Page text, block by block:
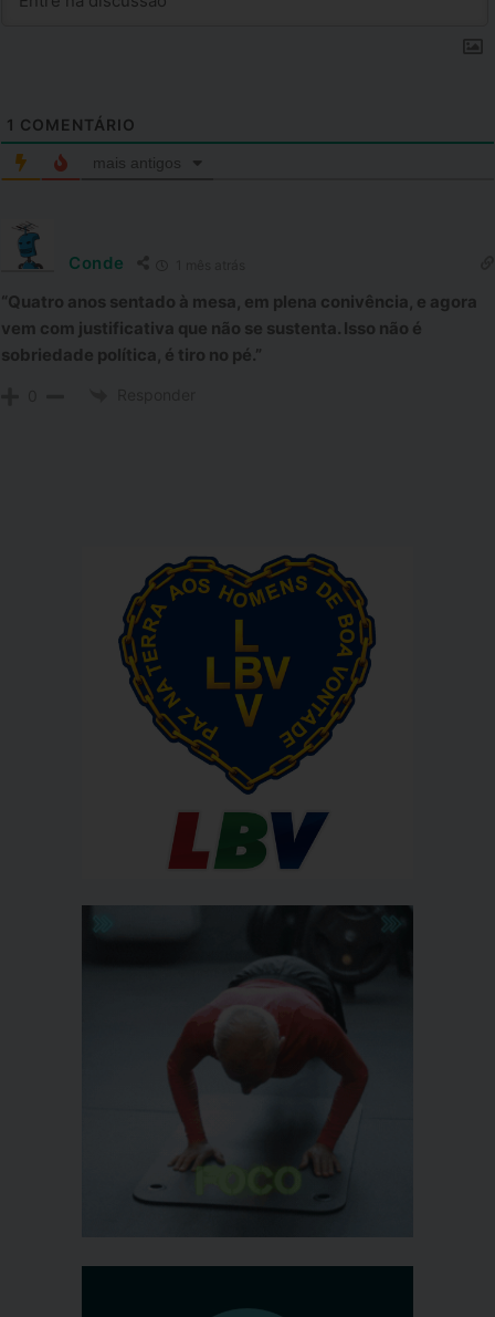
1 COMENTÁRIO
mais antigos
Conde
“Quatro anos sentado à mesa, em plena conivência, e agora
vem com justificativa que não se sustenta. Isso não é
sobriedade política, é tiro no pé.”